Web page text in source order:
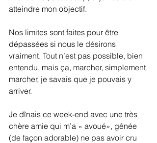
atteindre mon objectif.
Nos limites sont faites pour être
dépassées si nous le désirons
vraiment. Tout n’est pas possible, bien
entendu, mais ça, marcher, simplement
marcher, je savais que je pouvais y
arriver.
Je dînais ce week-end avec une très
chère amie qui m’a « avoué», gênée
(de façon adorable) ne pas avoir cru